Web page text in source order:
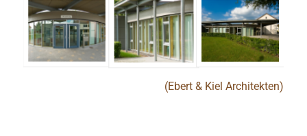
(Ebert & Kiel Architekten)